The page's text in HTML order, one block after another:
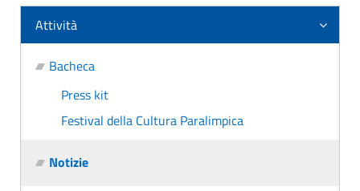
Attività
Bacheca
Press kit
Festival della Cultura Paralimpica
Notizie